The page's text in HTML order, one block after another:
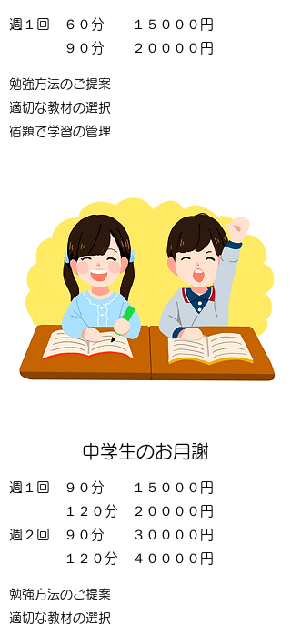
週１回 ６０分 １５０００円
９ ０分 ２００００円
勉強方法のご提案
適切な教材の選択
宿題で学習の管理
中学生のお月謝
週１回 ９０分 １５０００円
１２ ０分 ２００００円
週２回 ９０分 ３００００円
１２ ０分 ４００００円
勉強方法のご提案
適切な教材の選択